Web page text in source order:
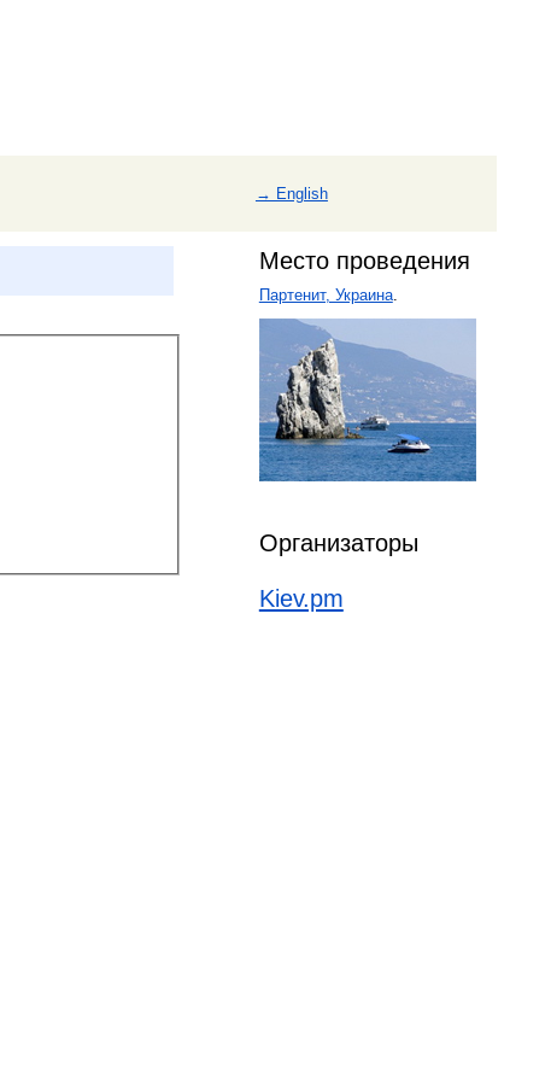
→ English
Место проведения
Партенит, Украина.
Организаторы
Kiev.pm